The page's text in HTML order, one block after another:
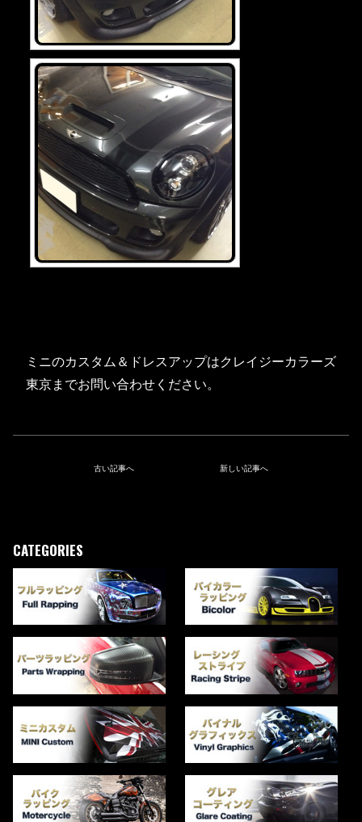
ミニのカスタム＆ドレスアップはクレイジーカラーズ
東京までお問い合わせください。
古い記事へ 新しい記事へ
CATEGORIES